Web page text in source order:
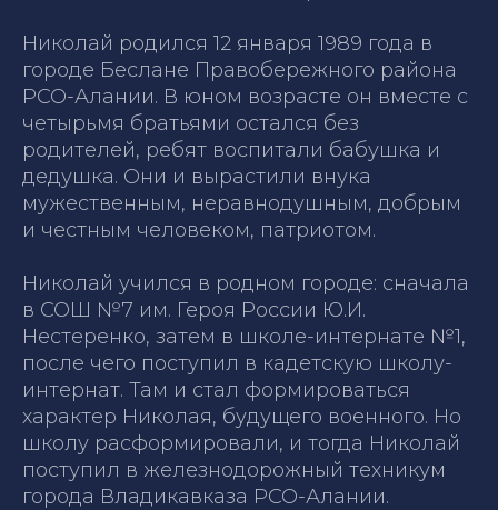
Николай родился 12 января 1989 года в
городе Беслане Правобережного района
РСО-Алании. В юном возрасте он вместе с
четырьмя братьями остался без
родителей, ребят воспитали бабушка и
дедушка. Они и вырастили внука
мужественным, неравнодушным, добрым
и честным человеком, патриотом.
Николай учился в родном городе: сначала
в СОШ №7 им. Героя России Ю.И.
Нестеренко, затем в школе-интернате №1,
после чего поступил в кадетскую школу-
интернат. Там и стал формироваться
характер Николая, будущего военного. Но
школу расформировали, и тогда Николай
поступил в железнодорожный техникум
города Владикавказа РСО-Алании.